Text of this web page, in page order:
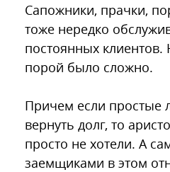
Сапожники, прачки,
тоже нередко
постоянных клиентов.
порой было сложно.
Причем если простые
вернуть долг, то
просто не хотели. А
заемщиками в этом